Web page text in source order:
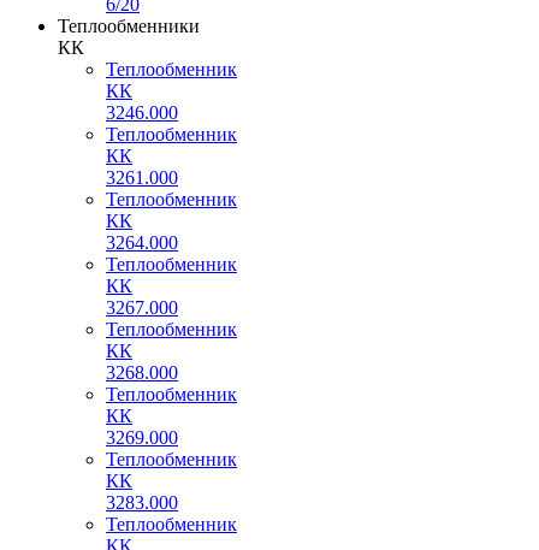
6/20
Теплообменники
КК
Теплообменник
КК
3246.000
Теплообменник
КК
3261.000
Теплообменник
КК
3264.000
Теплообменник
КК
3267.000
Теплообменник
КК
3268.000
Теплообменник
КК
3269.000
Теплообменник
КК
3283.000
Теплообменник